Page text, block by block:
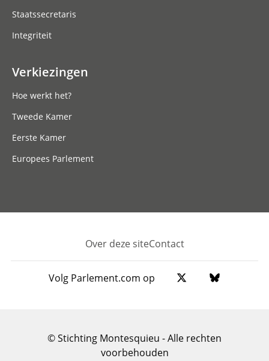
Staatssecretaris
Integriteit
Verkiezingen
Hoe werkt het?
Tweede Kamer
Eerste Kamer
Europees Parlement
Footer
Over deze siteContact
Volg Parlement.com op
© Stichting Montesquieu - Alle rechten
voorbehouden